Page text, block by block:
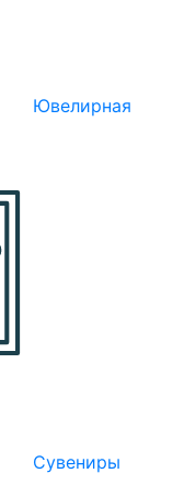
Ювелирная
Сувениры